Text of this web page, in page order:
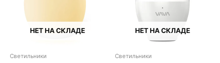
НЕТ НА СКЛАДЕ
Светильники
НЕТ НА СКЛАДЕ
Светильники